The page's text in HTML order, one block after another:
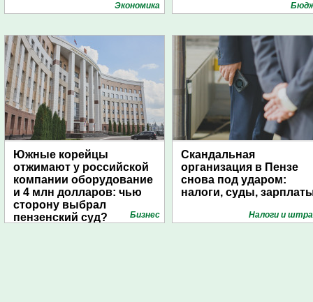
Экономика
Южные корейцы
отжимают у российской
компании оборудование
и 4 млн долларов: чью
сторону выбрал
пензенский суд?
Бизнес
Скандальная
организация в Пензе
снова под ударом:
налоги, суды,
Налоги и